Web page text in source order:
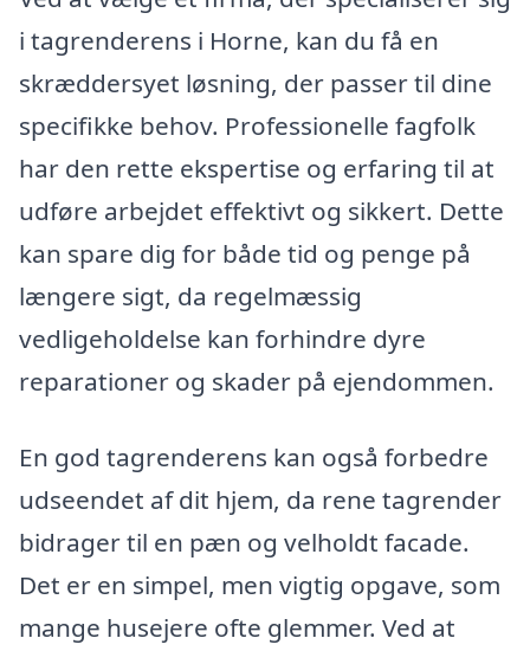
i tagrenderens i Horne, kan du få en
skræddersyet løsning, der passer til dine
specifikke behov. Professionelle fagfolk
har den rette ekspertise og erfaring til at
udføre arbejdet effektivt og sikkert. Dette
kan spare dig for både tid og penge på
længere sigt, da regelmæssig
vedligeholdelse kan forhindre dyre
reparationer og skader på ejendommen.
En god tagrenderens kan også forbedre
udseendet af dit hjem, da rene tagrender
bidrager til en pæn og velholdt facade.
Det er en simpel, men vigtig opgave, som
mange husejere ofte glemmer. Ved at